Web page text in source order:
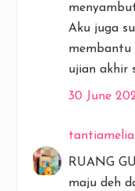
Aku juga
membantu
ujian akhir
30 June
RUANG
maju deh